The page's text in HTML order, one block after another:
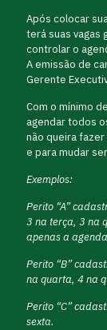
Após colocar
terá suas vagas
controlar o
A emissão de
Gerente
Com o mínimo
agendar todos
não queira
e para mudar
Exemplos:
Perito “A”
3 na terça, 3 na
apenas a
Perito “B”
na quarta, 4 na
Perito “C”
sexta.